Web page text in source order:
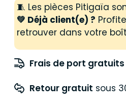
🧵 Les pièces Pitigaïa
💚 Déjà client(e) ?
retrouver dans votre
Frais de port gratuits
Retour gratuit sous